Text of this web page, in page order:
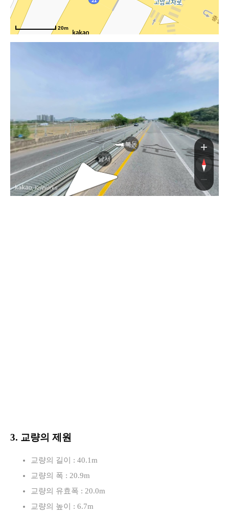
20m 남
남
남서
북동
, KnWorks
3. 교량의 제원
교량의 길이 : 40.1m
교량의 폭 : 20.9m
교량의 유효폭 : 20.0m
교량의 높이 : 6.7m